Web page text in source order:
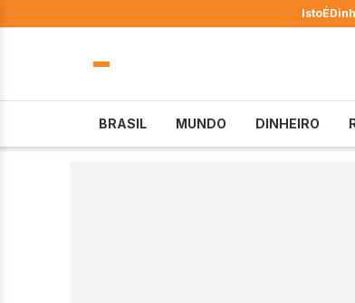
IstoÉ
BRASIL MUNDO DINHEIRO